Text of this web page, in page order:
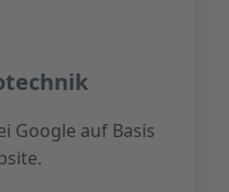
Google auf Basis